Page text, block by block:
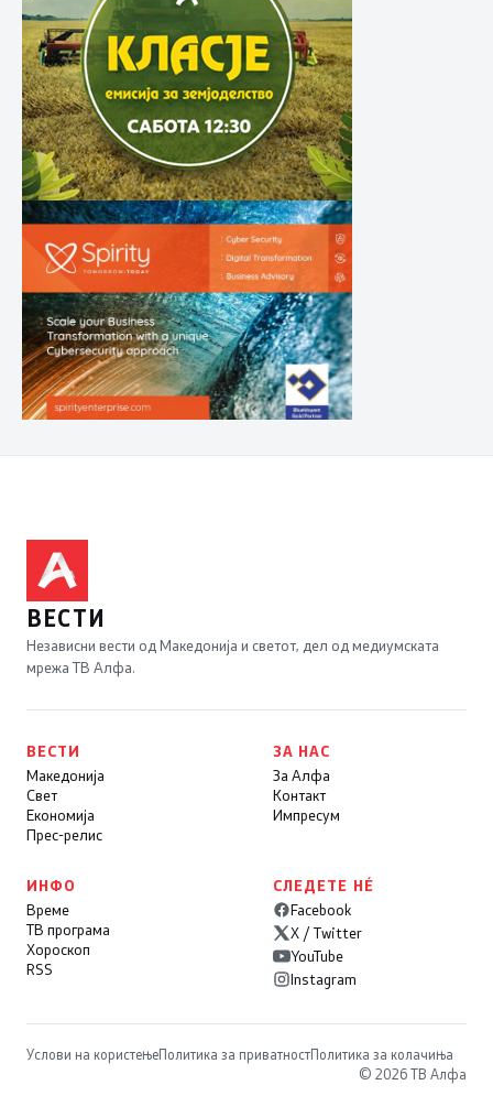
ВЕСТИ
Независни вести од Македонија и светот, дел од медиумската
мрежа ТВ Алфа.
ВЕСТИ
Македонија
Свет
Економија
Прес-релис
ЗА НАС
За Алфа
Контакт
Импресум
ИНФО
Време
ТВ програма
Хороскоп
RSS
СЛЕДЕТЕ НÉ
Facebook
X / Twitter
YouTube
Instagram
Услови на користењеПолитика за приватностПолитика за колачиња
© 2026 ТВ Алфа